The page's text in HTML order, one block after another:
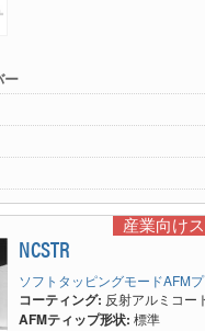
ー
産業向け
NCSTR
ソフトタッピングモードAFM
コーティング: 反射アルミコー
AFMティップ形状: 標準